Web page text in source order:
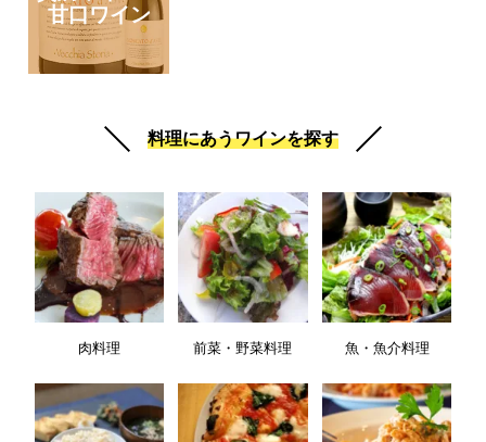
甘口ワイン
料理にあうワインを探す
肉料理 前菜・野菜料理 魚・魚介料理